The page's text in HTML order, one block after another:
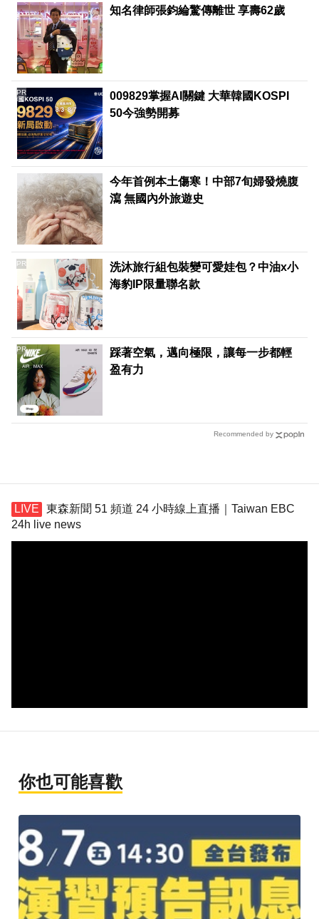
知名律師張鈞綸驚傳離世 享壽62歲
009829掌握AI關鍵 大華韓國KOSPI
50今強勢開募
PR
今年首例本土傷寒！中部7旬婦發燒腹
瀉 無國內外旅遊史
洗沐旅行組包裝變可愛娃包？中油x小
海豹IP限量聯名款
PR
踩著空氣，邁向極限，讓每一步都輕
盈有力
PR
Recommended by
東森新聞 51 頻道 24 小時線上直播｜Taiwan EBC
24h live news
你也可能喜歡